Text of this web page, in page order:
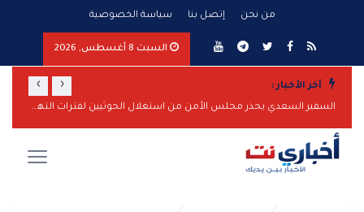
من نحن إتصل بنا سياسة الخصوصية
السبت 8 أغسطس, 2026
آخر الأخبار :
السفير السعدي يحذر مجلس الأمن من استغلال الحوثيين لفترات التهدئة لتعزيز قدراتهم
‹
›